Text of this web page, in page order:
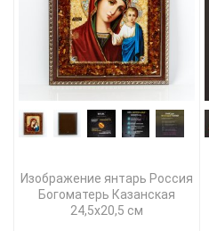
Изображение янтарь Россия
Богоматерь Казанская
24,5х20,5 см